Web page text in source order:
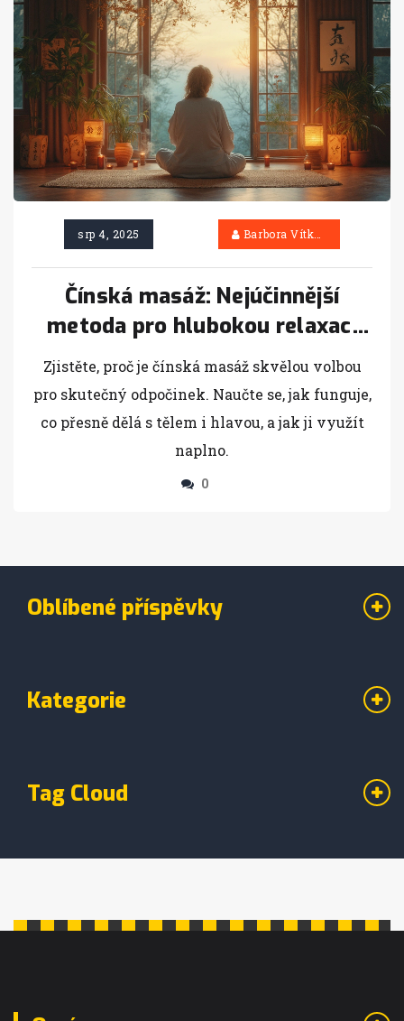
srp 4, 2025 Barbora Vítková
Čínská masáž: Nejúčinnější
metoda pro hlubokou relaxaci
těla i mysli
Zjistěte, proč je čínská masáž skvělou volbou
pro skutečný odpočinek. Naučte se, jak funguje,
co přesně dělá s tělem i hlavou, a jak ji využít
naplno.
0
Oblíbené příspěvky
Kategorie
Tag Cloud